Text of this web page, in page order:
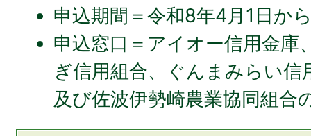
申込期間＝令和8年4月1日か
申込窓口＝アイオー信用金庫
ぎ信用組合、ぐんまみらい信
及び佐波伊勢崎農業協同組合